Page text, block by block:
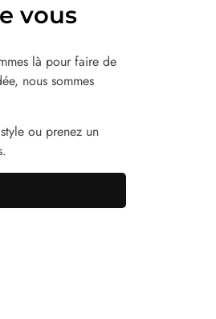
vous
là pour faire de
nous sommes
ou prenez un